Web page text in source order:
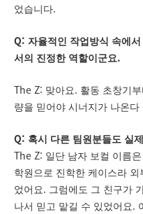
었습니다.
Q: 자율적인 작업방식 속에
서의 진정한 역할이군요.
The Z: 맞아요 . 활동 초창기
량을 믿어야 시너지가 나온다
Q: 혹시 다른 팀원분들도 실
The Z: 일단 남자 보컬 이름은
학원으로 진학한 케이스라
었어요 . 그럼에도 그 친구가
나서 믿고 맡길 수 있었어요 .